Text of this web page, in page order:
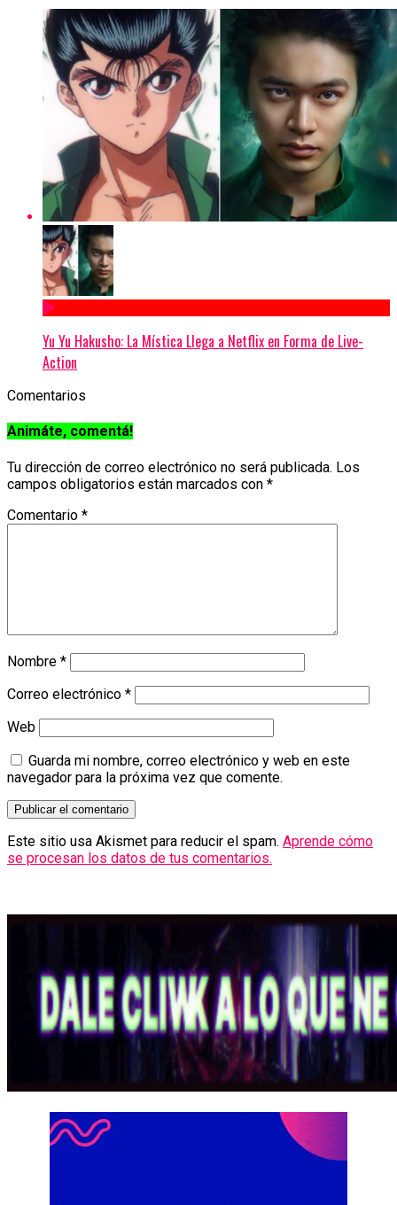
Yu Yu Hakusho: La Mística Llega a Netflix en Forma de Live-
Action
Comentarios
Animáte, comentá!
Tu dirección de correo electrónico no será publicada. Los
campos obligatorios están marcados con *
Comentario *
Nombre *
Correo electrónico *
Web
Guarda mi nombre, correo electrónico y web en este
navegador para la próxima vez que comente.
Este sitio usa Akismet para reducir el spam. Aprende cómo
se procesan los datos de tus comentarios.